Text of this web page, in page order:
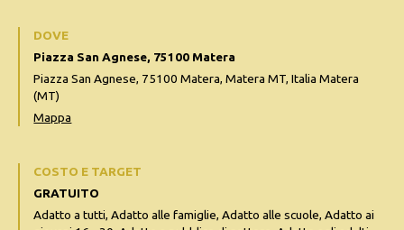
DOVE
Piazza San Agnese, 75100 Matera
Piazza San Agnese, 75100 Matera, Matera MT, Italia Matera
(MT)
Mappa
COSTO E TARGET
GRATUITO
Adatto a tutti, Adatto alle famiglie, Adatto alle scuole, Adatto ai